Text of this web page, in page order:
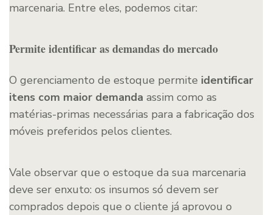
marcenaria. Entre eles, podemos citar:
Permite identificar as demandas do mercado
O gerenciamento de estoque permite identificar
itens com maior demanda assim como as
matérias-primas necessárias para a fabricação dos
móveis preferidos pelos clientes.
Vale observar que o estoque da sua marcenaria
deve ser enxuto: os insumos só devem ser
comprados depois que o cliente já aprovou o